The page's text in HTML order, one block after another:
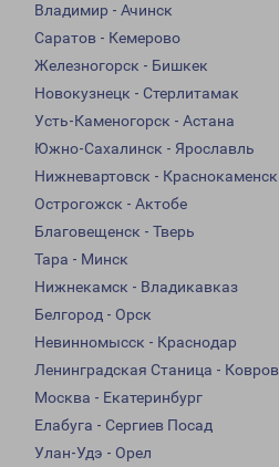
Владимир - Ачинск
Саратов - Кемерово
Железногорск - Бишкек
Новокузнецк - Стерлитамак
Усть-Каменогорск - Астана
Южно-Сахалинск - Ярославль
Нижневартовск - Краснокаменск
Острогожск - Актобе
Благовещенск - Тверь
Тара - Минск
Нижнекамск - Владикавказ
Белгород - Орск
Невинномысск - Краснодар
Ленинградская Станица - Ковров
Москва - Екатеринбург
Елабуга - Сергиев Посад
Улан-Удэ - Орел